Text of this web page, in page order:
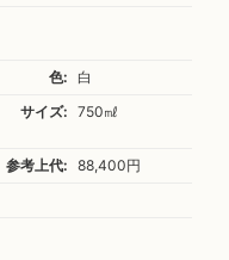
色:
白
サイズ: 750㎖
参考上代:
88,400円